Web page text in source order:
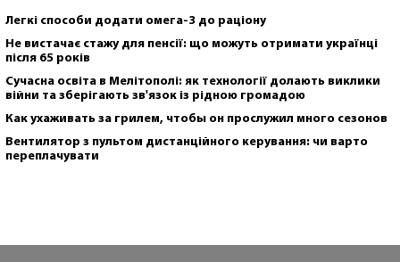
Легкі способи додати омега-3 до раціону
Не вистачає стажу для пенсії: що можуть отримати українці
після 65 років
Сучасна освіта в Мелітополі: як технології долають виклики
війни та зберігають зв'язок із рідною громадою
Как ухаживать за грилем, чтобы он прослужил много сезонов
Вентилятор з пультом дистанційного керування: чи варто
переплачувати